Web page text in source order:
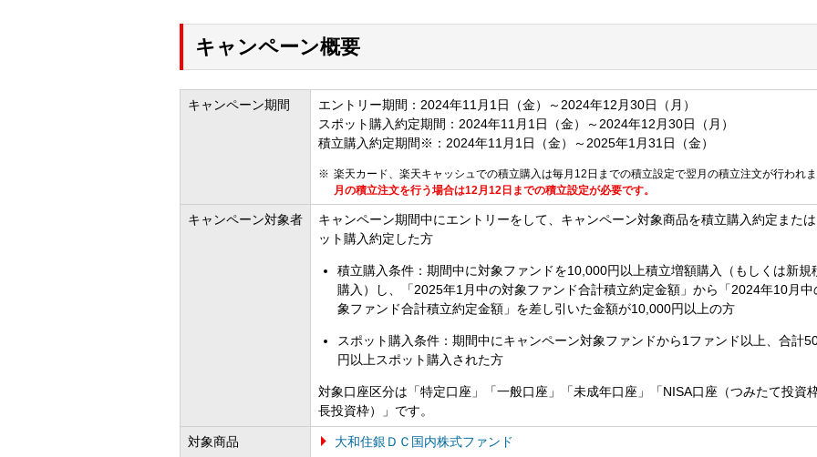
キャンペーン概要
キャンペーン期間
エントリー期間：2024年11月1日（金）～2024年12月30日（月）
スポット購入約定期間：2024年11月1日（金）～2024年12月30日（月）
積立購入約定期間※：2024年11月1日（金）～2025年1月31日（金）
楽天カード、楽天キャッシュでの積立購入は毎月12日までの積立設定で翌月の積立注文が行われ
月の積立注文を行う場合は12月12日までの積立設定が必要です。
キャンペーン対象者
キャンペーン期間中にエントリーをして、キャンペーン対象商品を積立購入約定また
ット購入約定した方
積立購入条件：期間中に対象ファンドを10,000円以上積立増額購入（もしくは新規
購入）し、「2025年1月中の対象ファンド合計積立約定金額」から「2024年10月中
象ファンド合計積立約定金額」を差し引いた金額が10,000円以上の方
スポット購入条件：期間中にキャンペーン対象ファンドから1ファンド以上、合計
円以上スポット購入された方
対象口座区分は「特定口座」「一般口座」「未成年口座」「NISA口座（つみたて投資
長投資枠）」です。
対象商品
大和住銀ＤＣ国内株式ファンド